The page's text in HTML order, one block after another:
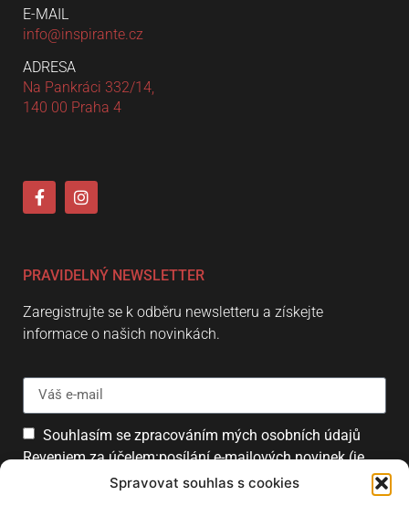
Spravovat souhlas s cookies
E-MAIL
info@inspirante.cz
ADRESA
Na Pankráci 332/14,
140 00 Praha 4
PRAVIDELNÝ NEWSLETTER
Zaregistrujte se k odběru newsletteru a získejte
informace o našich novinkách.
Souhlasím se zpracováním mých osobních údajů
Reveniem za účelem:posílání e-mailových novinek (je
možné se kdykoliv odhlásit).